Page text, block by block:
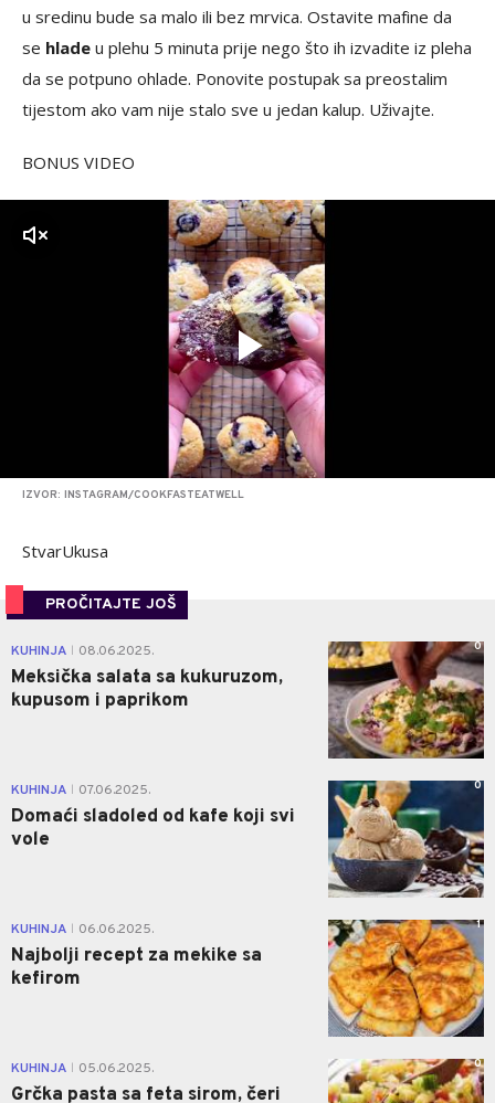
u sredinu bude sa malo ili bez mrvica. Ostavite mafine da
se hlade u plehu 5 minuta prije nego što ih izvadite iz pleha
da se potpuno ohlade. Ponovite postupak sa preostalim
tijestom ako vam nije stalo sve u jedan kalup. Uživajte.
BONUS VIDEO
IZVOR: INSTAGRAM/COOKFASTEATWELL
StvarUkusa
PROČITAJTE JOŠ
KUHINJA 08.06.2025.
Meksička salata sa kukuruzom,
kupusom i paprikom
0
KUHINJA 07.06.2025.
Domaći sladoled od kafe koji svi
vole
0
KUHINJA 06.06.2025.
Najbolji recept za mekike sa
kefirom
1
KUHINJA 05.06.2025.
Grčka pasta sa feta sirom, čeri
0